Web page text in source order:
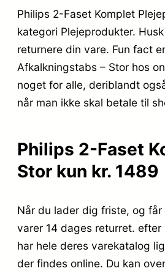
Philips 2-Faset Komplet
kategori Plejeprodukter.
returnere din vare. Fun fact
Afkalkningstabs – Stor hos
noget for alle, deriblandt
når man ikke skal betale til
Philips 2-Faset
Stor kun kr. 1489
Når du lader dig friste, og
varer 14 dages returret.
har hele deres varekatalog
der findes online. Du kan